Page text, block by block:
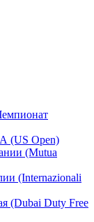
(US Open)
(Mutua
(Internazionali
(Dubai Duty Free